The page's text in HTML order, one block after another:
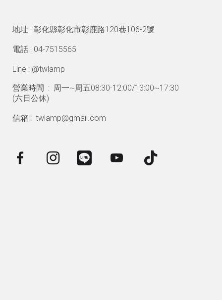
地址 : 彰化縣彰化市彰鹿路120巷106-2號
電話 : 04-7515565
Line : @twlamp
營業時間 : 周一~周五08:30-12:00/13:00~17:30
(六日公休)
信箱 : twlamp@gmail.com